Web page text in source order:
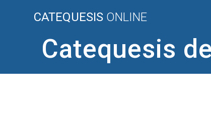
CATEQUESIS ONLINE
Catequesis